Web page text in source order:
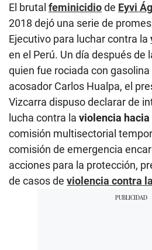
El brutal feminicidiode Eyvi
2018 dejó una serie de
Ejecutivo para luchar contra la
en el Perú. Un día después de
quien fue rociada con
acosador Carlos Hualpa, el
Vizcarra dispuso declarar de
lucha contra la violencia
comisión multisectorial
comisión de emergencia
acciones para la protección,
de casos de violencia contra